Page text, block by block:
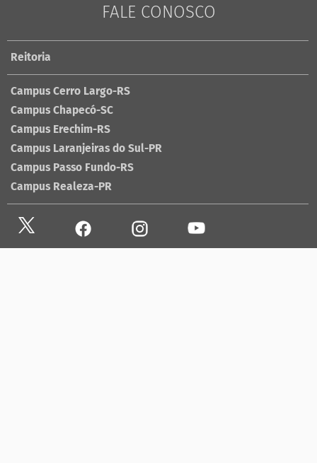
FALE CONOSCO
Reitoria
Campus Cerro Largo-RS
Campus Chapecó-SC
Campus Erechim-RS
Campus Laranjeiras do Sul-PR
Campus Passo Fundo-RS
Campus Realeza-PR